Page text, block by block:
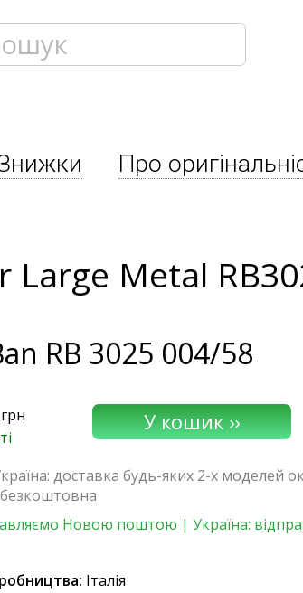
Про
Large Metal
RB 3025 004/58
грн
доставка будь-яких 2-х моделей
Новою поштою | Україна:
Італія